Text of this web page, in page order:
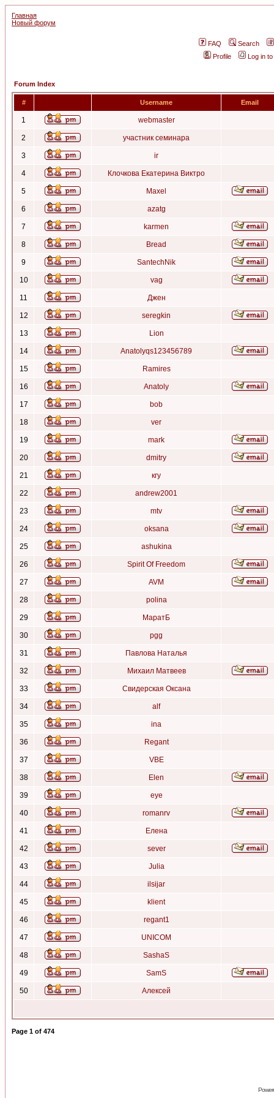
Главная
Новый форум
FAQ
Search
Profile
Log in
Forum Index
# Username Email
1 webmaster
2 участник семинара
3 ir
4 Клочкова Екатерина Виктро
5 Maxel
6 azatg
7 karmen
8 Bread
9 SantechNik
10 vag
11 Джен
12 seregkin
13 Lion
14 Anatolyqs123456789
15 Ramires
16 Anatoly
17 bob
18 ver
19 mark
20 dmitry
21 кгу
22 andrew2001
23 mtv
24 oksana
25 ashukina
26 Spirit Of Freedom
27 AVM
28 polina
29 МаратБ
30 pgg
31 Павлова Наталья
32 Михаил Матвеев
33 Свидерская Оксана
34 alf
35 ina
36 Regant
37 VBE
38 Elen
39 eye
40 romanrv
41 Елена
42 sever
43 Julia
44 ilsijar
45 klient
46 regant1
47 UNICOM
48 SashaS
49 SamS
50 Алексей
Page 1 of 474